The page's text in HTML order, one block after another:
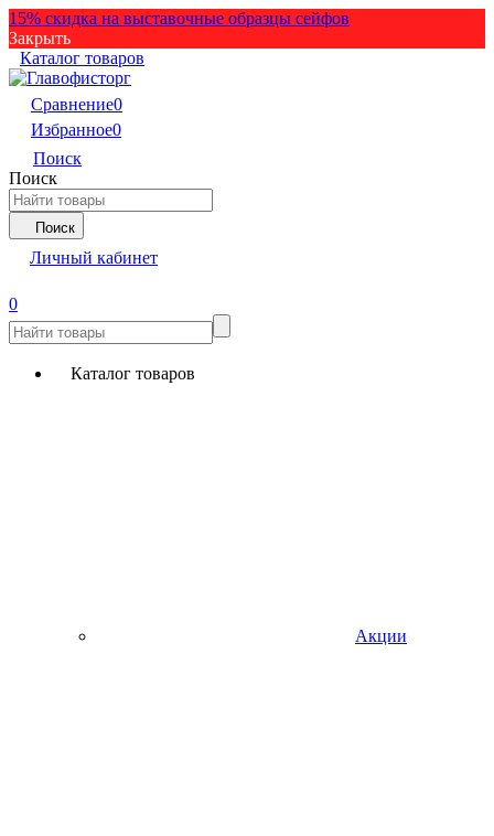
15% скидка на выставочные образцы сейфов
Закрыть
Каталог товаров
Сравнение0
Избранное0
Поиск
Поиск
Поиск
Личный кабинет
0
Каталог товаров
Акции